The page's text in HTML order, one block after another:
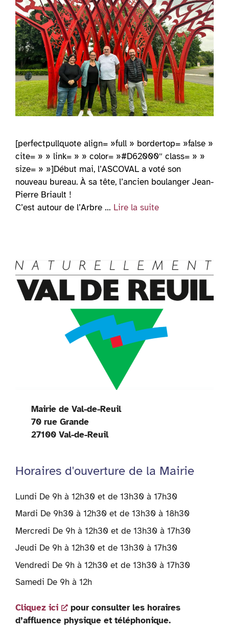
[perfectpullquote align= »full » bordertop= »false »
cite= » » link= » » color= »#D62000″ class= » »
size= » »]Début mai, l’ASCOVAL a voté son
nouveau bureau. À sa tête, l’ancien boulanger Jean-
Pierre Briault !
C’est autour de l’Arbre … Lire la suite
Mairie de Val-de-Reuil
70 rue Grande
27100 Val-de-Reuil
Horaires d'ouverture de la Mairie
Lundi De 9h à 12h30 et de 13h30 à 17h30
Mardi De 9h30 à 12h30 et de 13h30 à 18h30
Mercredi De 9h à 12h30 et de 13h30 à 17h30
Jeudi De 9h à 12h30 et de 13h30 à 17h30
Vendredi De 9h à 12h30 et de 13h30 à 17h30
Samedi De 9h à 12h
Cliquez ici
pour consulter les horaires
d’affluence physique et téléphonique.